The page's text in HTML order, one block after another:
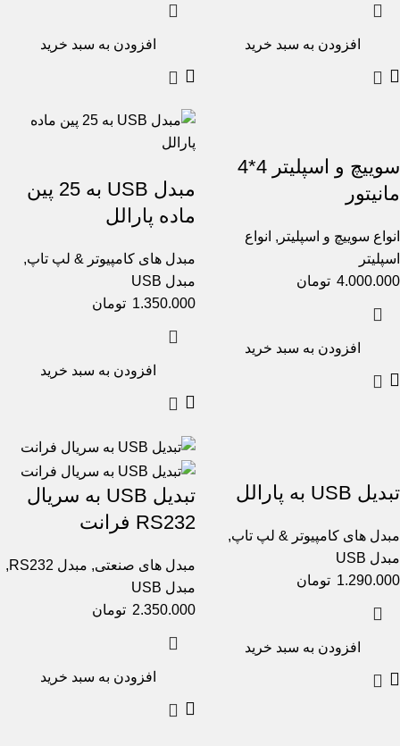
افزودن به سبد خرید افزودن به سبد خرید
سوییچ و اسپلیتر 4*4
مانیتور
انواع سوییچ و اسپلیتر , انواع
اسپلیتر
4.000.000 تومان
افزودن به سبد خرید
مبدل USB به 25 پین
ماده پارالل
مبدل های کامپیوتر & لپ تاپ,
مبدل USB
1.350.000 تومان
افزودن به سبد خرید
تبدیل USB به پارالل
مبدل های کامپیوتر & لپ تاپ,
مبدل USB
1.290.000 تومان
افزودن به سبد خرید
تبدیل USB به سریال
RS232 فرانت
مبدل های صنعتی, مبدل RS232
,
مبدل USB
2.350.000 تومان
افزودن به سبد خرید